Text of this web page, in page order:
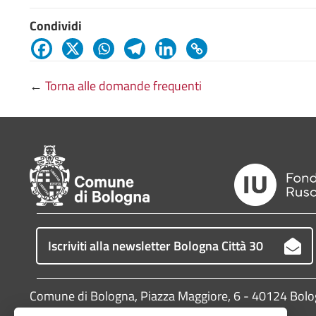
Condividi
← Torna alle domande frequenti
Iscriviti alla newsletter Bologna Città 30
Comune di Bologna, Piazza Maggiore, 6 - 40124